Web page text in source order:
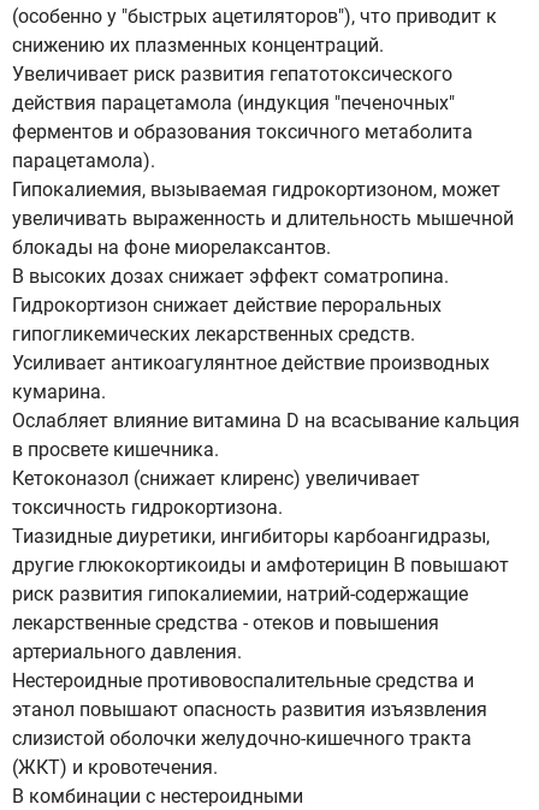
(особенно у "быстрых ацетиляторов"), что приводит к
снижению их плазменных концентраций.
Увеличивает риск развития гепатотоксического
действия парацетамола (индукция "печеночных"
ферментов и образования токсичного метаболита
парацетамола).
Гипокалиемия, вызываемая гидрокортизоном, может
увеличивать выраженность и длительность мышечной
блокады на фоне миорелаксантов.
В высоких дозах снижает эффект соматропина.
Гидрокортизон снижает действие пероральных
гипогликемических лекарственных средств.
Усиливает антикоагулянтное действие производных
кумарина.
Ослабляет влияние витамина D на всасывание кальция
в просвете кишечника.
Кетоконазол (снижает клиренс) увеличивает
токсичность гидрокортизона.
Тиазидные диуретики, ингибиторы карбоангидразы,
другие глюкокортикоиды и амфотерицин В повышают
риск развития гипокалиемии, натрий-содержащие
лекарственные средства - отеков и повышения
артериального давления.
Нестероидные противовоспалительные средства и
этанол повышают опасность развития изъязвления
слизистой оболочки желудочно-кишечного тракта
(ЖКТ) и кровотечения.
В комбинации с нестероидными